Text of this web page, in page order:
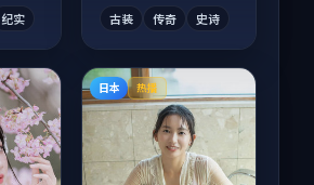
纪实 古装 传奇 史诗
日本 热播